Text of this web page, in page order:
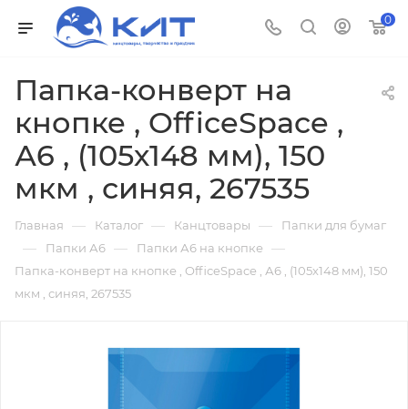
0
Папка-конверт на
кнопке , OfficeSpace ,
А6 , (105х148 мм), 150
мкм , синяя, 267535
Главная — Каталог — Канцтовары — Папки для бумаг
— Папки А6 — Папки А6 на кнопке —
Папка-конверт на кнопке , OfficeSpace , А6 , (105х148 мм), 150
мкм , синяя, 267535